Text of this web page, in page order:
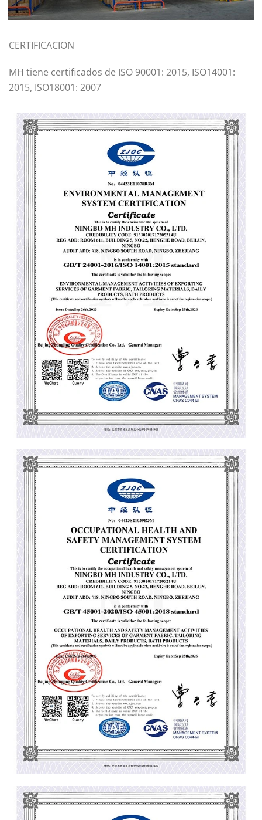
CERTIFICACION
MH tiene certificados de ISO 90001: 2015, ISO14001:
2015, ISO18001: 2007